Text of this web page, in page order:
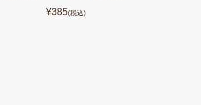
¥385(税込)